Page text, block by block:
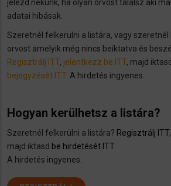
jelezd nekünk, ha olyan orvost találsz aki
adatai hibásak.
Szeretnél felkerülni a listára, vagy szeretnél
orvost amelyik még nincs beiktatva és
Regisztrálj ITT, jelentkezz be ITT, majd
bejegyzését ITT . A hirdetés ingyenes.
Hogyan kerülhetsz a listára?
Szeretnél felkerülni a listára? Regisztrálj ITT,
majd iktasd be hirdetését ITT
A hirdetés ingyenes.